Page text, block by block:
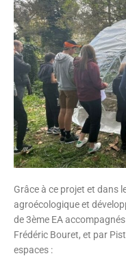
Grâce à ce projet et dans
agroécologique et
de 3ème EA
Frédéric Bouret, et par
espaces :